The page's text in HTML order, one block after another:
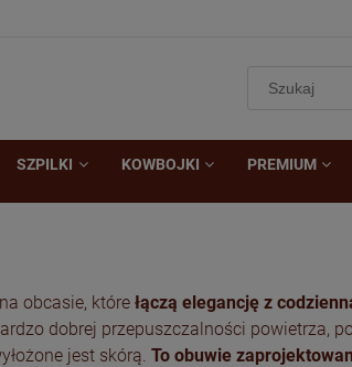
SZPILKI KOWBOJKI PREMIUM
obcasie, które łączą elegancję z
dobrej przepuszczalności powietrza,
jest skórą. To obuwie